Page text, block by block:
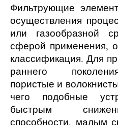
Фильтрующие
осуществления
или газообразной
сферой применения,
классификация. Для
раннего
пористые и
чего подобные
быстрым
способности, малым